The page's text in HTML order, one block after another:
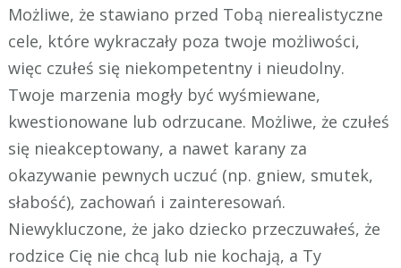
Możliwe, że stawiano przed Tobą nierealistyczne
cele, które wykraczały poza twoje możliwości,
więc czułeś się niekompetentny i nieudolny.
Twoje marzenia mogły być wyśmiewane,
kwestionowane lub odrzucane. Możliwe, że czułeś
się nieakceptowany, a nawet karany za
okazywanie pewnych uczuć (np. gniew, smutek,
słabość), zachowań i zainteresowań.
Niewykluczone, że jako dziecko przeczuwałeś, że
rodzice Cię nie chcą lub nie kochają, a Ty